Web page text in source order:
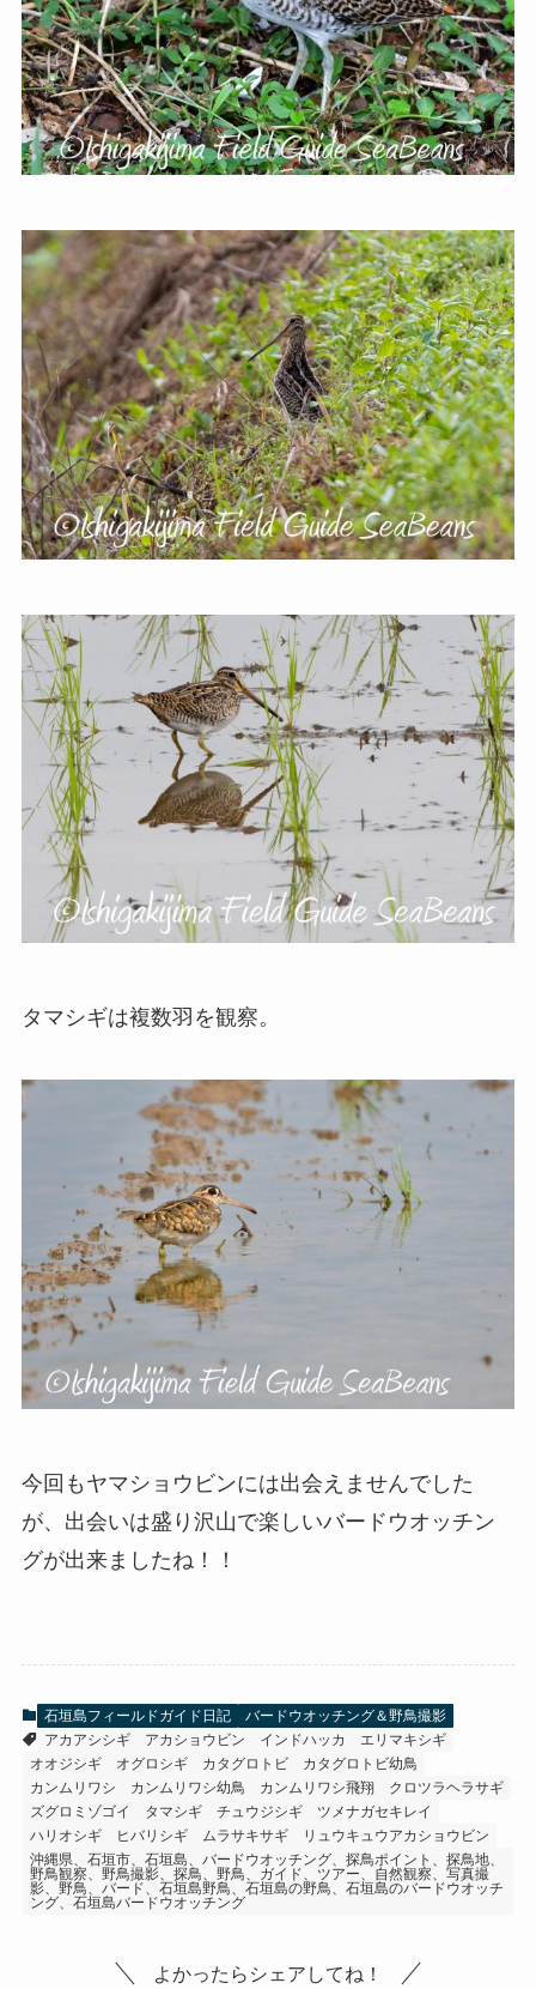
タマシギは複数羽を観察。
今回もヤマショウビンには出会えませんでした
が、出会いは盛り沢山で楽しいバードウオッチン
グが出来ましたね！！
石垣島フィールドガイド日記
バードウオッチング＆野鳥撮影
アカアシシギ
アカショウビン インドハッカ
エリマキシギ
オオジシギ
オグロシギ カタグロトビ
カタグロトビ幼鳥
カンムリワシ
カンムリワシ幼鳥 カンムリワシ飛翔
クロツラヘラサギ
ズグロミゾゴイ
タマシギ チュウジシギ
ツメナガセキレイ
ハリオシギ
ヒバリシギ ムラサキサギ
リュウキュウアカショウビン
沖縄県、石垣市、石垣島、バードウオッチング、探鳥ポイント、探鳥地、
野鳥観察、野鳥撮影、探鳥、野鳥、ガイド、ツアー、自然観察、写真撮
影、野鳥、バード、石垣島野鳥、石垣島の野鳥、石垣島のバードウオッチ
ング、石垣島バードウオッチング
よかったらシェアしてね！